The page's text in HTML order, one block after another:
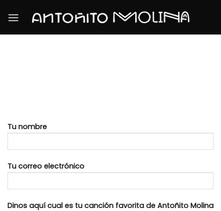
Tu nombre
Tu correo electrónico
Dinos aquí cual es tu canción favorita de Antoñito Molina